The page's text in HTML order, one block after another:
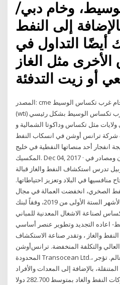
وخام دبي/
إلى النفط
أيضًا التداول في
الأخرى مثل الغاز
المصدر: cme أكثر معايير النفط شعبية هما؛ خام غرب تكساس الوسيط
(wti) و خام برنت. يستند معيار خام غرب تكساس الوسيط بشكل رئيسي
مثل تكساس وداكوتا الشمالية و
عام 2010 ، تورطت شركة ترانس أوشن في انسكاب النفط
انفجار أحد منصاتها النفطية في خليج
المكسيك. Dec 04, 2017 · لندن/فيينا (رويترز) - قال مسؤولون ومصادر في
تدرس استكشاف النفط والغاز قبالة
في البلاد وتعزيز احتياطاتها.
الصخري، انخفضت العمالة في مجال
الطاقة بنسبة 1.8 في المئة في الأشهر الستة الأولى من 2019، وفقاً لبنك
لصناعة الاشغال المعدنية للمباني
اعاده التجديد وتطوير عنصر أساسي
والغاز ، وتقدر صناعة الاستكشاف
العالي والتكلفة المنخفضة. ترانس‌أوشن
المحدودة Transocean Ltd.، هي أكبر مقاول حفر بحري في العالم. تؤجر
بالإضافة إلى المعدات والأفراد
والغاد بمتوسط 282.700 دولا